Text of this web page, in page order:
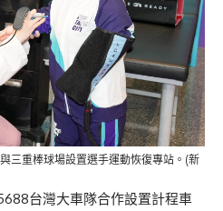
與三重棒球場設置選手運動恢復專站。(新
台灣大車隊合作設置計程車